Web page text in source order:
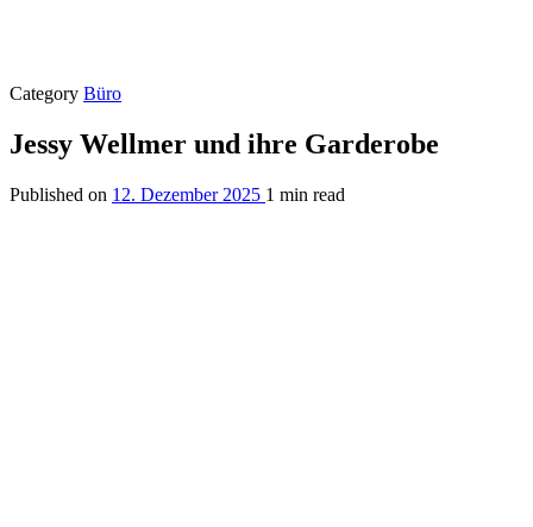
Category Büro
Jessy Wellmer und ihre Garderobe
Published on 12. Dezember 2025 1 min read